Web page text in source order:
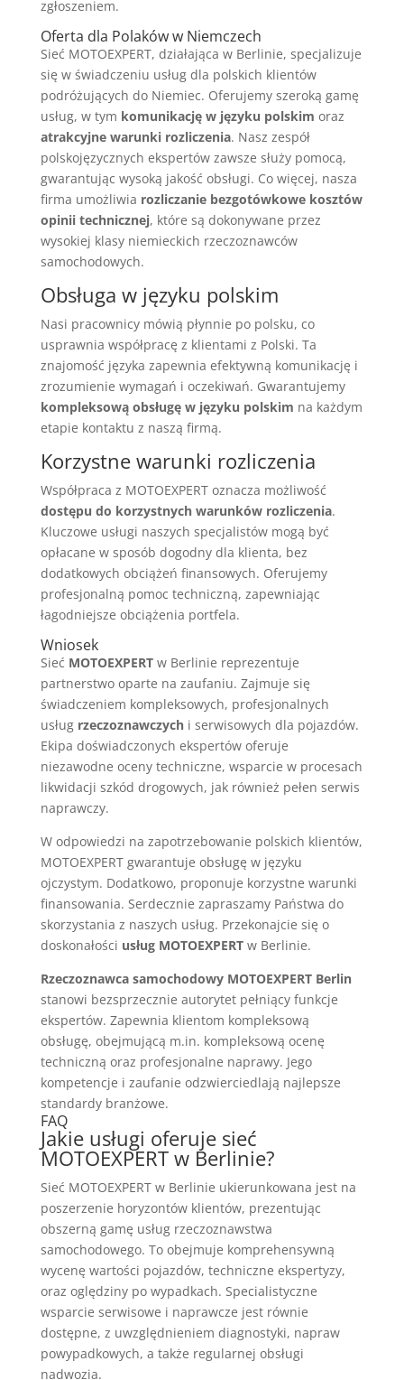
zgłoszeniem.
Oferta dla Polaków w Niemczech
Sieć MOTOEXPERT, działająca w Berlinie, specjalizuje
się w świadczeniu usług dla polskich klientów
podróżujących do Niemiec. Oferujemy szeroką gamę
usług, w tym komunikację w języku polskim oraz
atrakcyjne warunki rozliczenia. Nasz zespół
polskojęzycznych ekspertów zawsze służy pomocą,
gwarantując wysoką jakość obsługi. Co więcej, nasza
firma umożliwia rozliczanie bezgotówkowe kosztów
opinii technicznej, które są dokonywane przez
wysokiej klasy niemieckich rzeczoznawców
samochodowych.
Obsługa w języku polskim
Nasi pracownicy mówią płynnie po polsku, co
usprawnia współpracę z klientami z Polski. Ta
znajomość języka zapewnia efektywną komunikację i
zrozumienie wymagań i oczekiwań. Gwarantujemy
kompleksową obsługę w języku polskim na każdym
etapie kontaktu z naszą firmą.
Korzystne warunki rozliczenia
Współpraca z MOTOEXPERT oznacza możliwość
dostępu do korzystnych warunków rozliczenia.
Kluczowe usługi naszych specjalistów mogą być
opłacane w sposób dogodny dla klienta, bez
dodatkowych obciążeń finansowych. Oferujemy
profesjonalną pomoc techniczną, zapewniając
łagodniejsze obciążenia portfela.
Wniosek
Sieć MOTOEXPERTw Berlinie reprezentuje
partnerstwo oparte na zaufaniu. Zajmuje się
świadczeniem kompleksowych, profesjonalnych
usług rzeczoznawczychi serwisowych dla pojazdów.
Ekipa doświadczonych ekspertów oferuje
niezawodne oceny techniczne, wsparcie w procesach
likwidacji szkód drogowych, jak również pełen serwis
naprawczy.
W odpowiedzi na zapotrzebowanie polskich klientów,
MOTOEXPERT gwarantuje obsługę w języku
ojczystym. Dodatkowo, proponuje korzystne warunki
finansowania. Serdecznie zapraszamy Państwa do
skorzystania z naszych usług. Przekonajcie się o
doskonałości usług MOTOEXPERTw Berlinie.
Rzeczoznawca samochodowy MOTOEXPERT Berlin
stanowi bezsprzecznie autorytet pełniący funkcje
ekspertów. Zapewnia klientom kompleksową
obsługę, obejmującą m.in. kompleksową ocenę
techniczną oraz profesjonalne naprawy. Jego
kompetencje i zaufanie odzwierciedlają najlepsze
standardy branżowe.
FAQ
Jakie usługi oferuje sieć
MOTOEXPERT w Berlinie?
Sieć MOTOEXPERT w Berlinie ukierunkowana jest na
poszerzenie horyzontów klientów, prezentując
obszerną gamę usług rzeczoznawstwa
samochodowego. To obejmuje komprehensywną
wycenę wartości pojazdów, techniczne ekspertyzy,
oraz oględziny po wypadkach. Specialistyczne
wsparcie serwisowe i naprawcze jest równie
dostępne, z uwzględnieniem diagnostyki, napraw
powypadkowych, a także regularnej obsługi
nadwozia.